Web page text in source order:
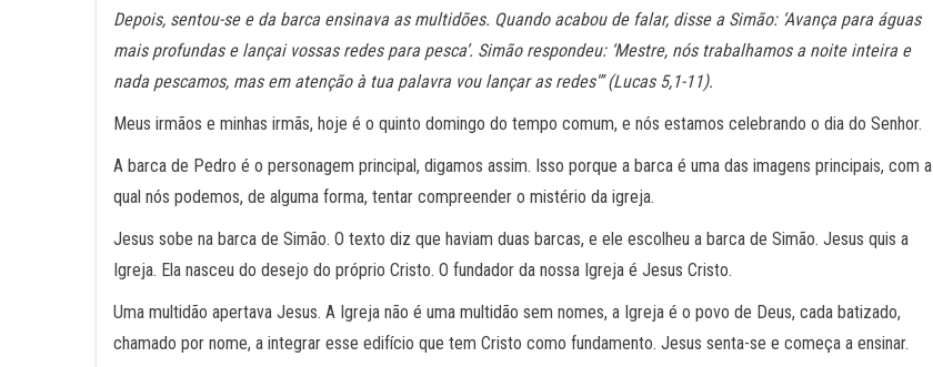
Depois, sentou-se e da barca ensinava as multidões. Quando acabou de falar, disse a Simão: ‘Avança para águas
mais profundas e lançai vossas redes para pesca’. Simão respondeu: ‘Mestre, nós trabalhamos a noite inteira e
nada pescamos, mas em atenção à tua palavra vou lançar as redes'” (Lucas 5,1-11).
Meus irmãos e minhas irmãs, hoje é o quinto domingo do tempo comum, e nós estamos celebrando o dia do Senhor.
A barca de Pedro é o personagem principal, digamos assim. Isso porque a barca é uma das imagens principais, com a
qual nós podemos, de alguma forma, tentar compreender o mistério da igreja.
Jesus sobe na barca de Simão. O texto diz que haviam duas barcas, e ele escolheu a barca de Simão. Jesus quis a
Igreja. Ela nasceu do desejo do próprio Cristo. O fundador da nossa Igreja é Jesus Cristo.
Uma multidão apertava Jesus. A Igreja não é uma multidão sem nomes, a Igreja é o povo de Deus, cada batizado,
chamado por nome, a integrar esse edifício que tem Cristo como fundamento. Jesus senta-se e começa a ensinar.